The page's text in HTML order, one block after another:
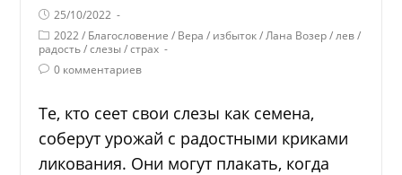
25/10/2022
2022 / Благословение / Вера / избыток / Лана Возер / лев /
радость / слезы / страх
0 комментариев
Те, кто сеет свои слезы как семена,
соберут урожай с радостными криками
ликования. Они могут плакать, когда